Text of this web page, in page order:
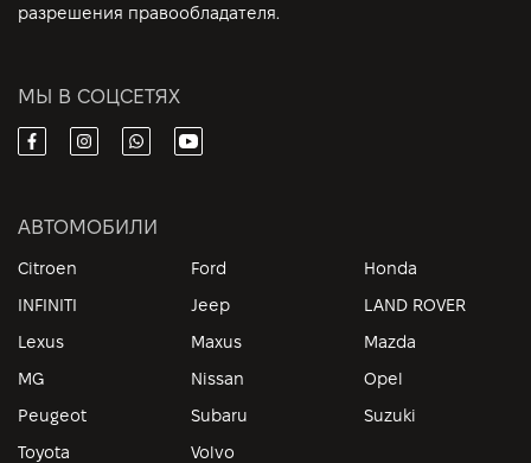
разрешения правообладателя.
МЫ В СОЦСЕТЯХ
АВТОМОБИЛИ
Citroen Ford
Honda
INFINITI
Jeep
LAND ROVER
Lexus
Maxus
Mazda
MG
Nissan
Opel
Peugeot
Subaru
Suzuki
Toyota
Volvo